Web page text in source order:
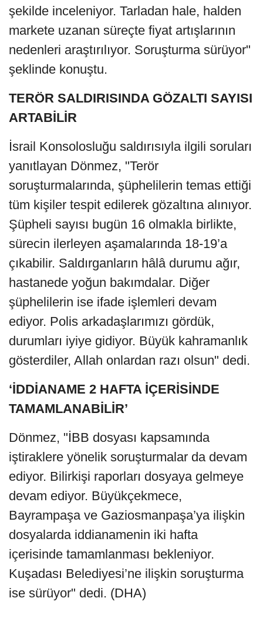
şekilde inceleniyor. Tarladan hale, halden
markete uzanan süreçte fiyat artışlarının
nedenleri araştırılıyor. Soruşturma sürüyor"
şeklinde konuştu.
TERÖR SALDIRISINDA GÖZALTI SAYISI
ARTABİLİR
İsrail Konsolosluğu saldırısıyla ilgili soruları
yanıtlayan Dönmez, "Terör
soruşturmalarında, şüphelilerin temas ettiği
tüm kişiler tespit edilerek gözaltına alınıyor.
Şüpheli sayısı bugün 16 olmakla birlikte,
sürecin ilerleyen aşamalarında 18-19’a
çıkabilir. Saldırganların hâlâ durumu ağır,
hastanede yoğun bakımdalar. Diğer
şüphelilerin ise ifade işlemleri devam
ediyor. Polis arkadaşlarımızı gördük,
durumları iyiye gidiyor. Büyük kahramanlık
gösterdiler, Allah onlardan razı olsun" dedi.
‘İDDİANAME 2 HAFTA İÇERİSİNDE
TAMAMLANABİLİR’
Dönmez, "İBB dosyası kapsamında
iştiraklere yönelik soruşturmalar da devam
ediyor. Bilirkişi raporları dosyaya gelmeye
devam ediyor. Büyükçekmece,
Bayrampaşa ve Gaziosmanpaşa’ya ilişkin
dosyalarda iddianamenin iki hafta
içerisinde tamamlanması bekleniyor.
Kuşadası Belediyesi’ne ilişkin soruşturma
ise sürüyor" dedi. (DHA)